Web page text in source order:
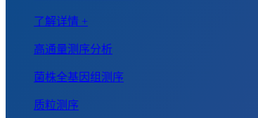
了解详情 +
高通量测序分析
菌株全基因组测序
质粒测序